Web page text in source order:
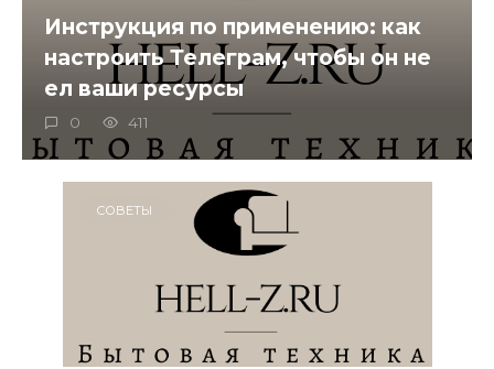
Инструкция по применению: как
настроить Телеграм, чтобы он не
ел ваши ресурсы
0 411
СОВЕТЫ